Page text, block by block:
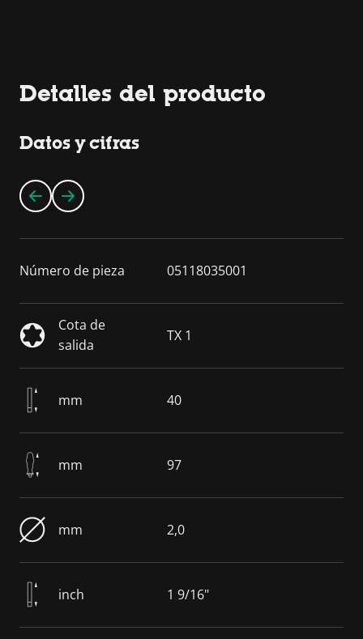
Detalles del producto
Datos y cifras
Número de pieza 05118035001
Cota de
salida
TX 1
mm 40
mm 97
mm 2,0
inch 1 9/16"